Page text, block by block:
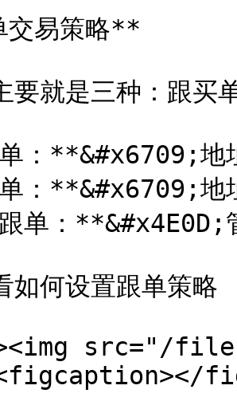
易策略**
要就是三种：跟买
：**&#x6709;地
：**&#x6709;地
单：**&#x4E0D;
如何设置跟单策略
src="/files/